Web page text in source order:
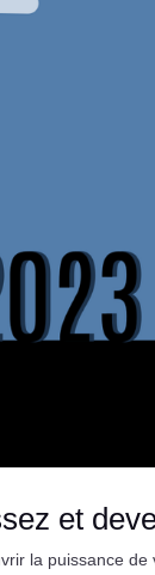
et
la puissance